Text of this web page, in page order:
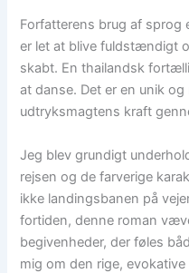
Forfatterens brug af sprog
er let at blive fuldstændigt
skabt. En thailandsk
at danse. Det er en unik
udtryksmagtens kraft
Jeg blev grundigt
rejsen og de farverige
ikke landingsbanen på
fortiden, denne roman
begivenheder, der føles
mig om den rige,